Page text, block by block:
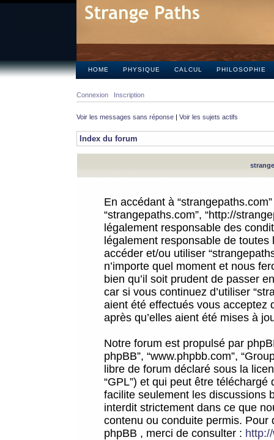
HOME PHYSIQUE CALCUL PHILOSOPHIE
Connexion Inscription
Voir les messages sans réponse | Voir les sujets actifs
Index du forum
En accédant à
“strangepaths.com”, “http://
légalement responsable des
légalement responsable de
accéder et/ou utiliser
n’importe quel moment et nous
bien qu’il soit prudent de passer
car si vous continuez d’utiliser
aient été effectués vous acceptez
après qu’elles aient été mises à
Notre forum est propulsé par
phpBB”, “www.phpbb.com”,
libre de forum déclaré sous la
“GPL”) et qui peut être téléchargé
facilite seulement les discussions
interdit strictement dans ce que
contenu ou conduite permis.
phpBB , merci de consulter :